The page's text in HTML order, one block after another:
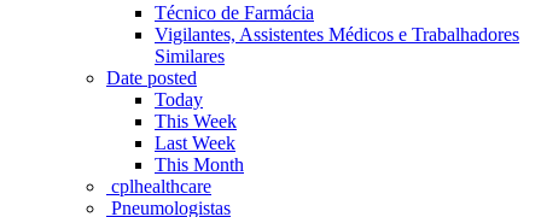
Técnico de Farmácia
Vigilantes, Assistentes Médicos e Trabalhadores
Similares
Date posted
Today
This Week
Last Week
This Month
‎ cplhealthcare‬
Pneumologistas